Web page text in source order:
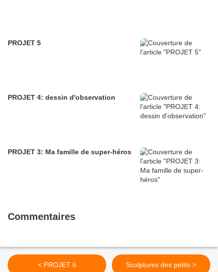
PROJET 5
PROJET 4: dessin d'observation
PROJET 3: Ma famille de super-héros
Commentaires
< PROJET 6 Sculptures des petits >